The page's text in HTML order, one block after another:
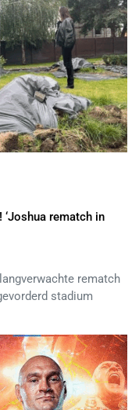
rematch in
rematch
stadium